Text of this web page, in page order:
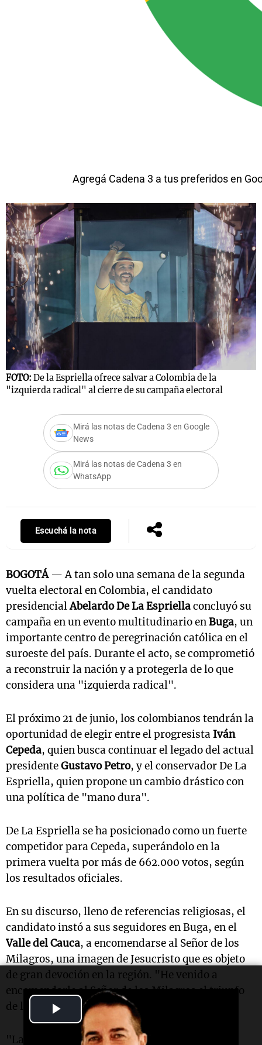
Play
Video
Agregá Cadena 3 a tus preferidos en
FOTO: De la Espriella ofrece salvar a Colombia de la
"izquierda radical" al cierre de su campaña electoral
Mirá las notas de Cadena 3 en Google
News
Mirá las notas de Cadena 3 en
WhatsApp
Escuchá la nota
BOGOTÁ— A tan solo una semana de la segunda
vuelta electoral en Colombia, el candidato
presidencialAbelardo De La Espriellaconcluyó su
campaña en un evento multitudinario enBuga, un
importante centro de peregrinación católica en el
suroeste del país. Durante el acto, se comprometió
a reconstruir la nación y a protegerla de lo que
considera una "izquierda radical".
El próximo 21 de junio, los colombianos tendrán la
oportunidad de elegir entre el progresista Iván
Cepeda, quien busca continuar el legado del actual
presidenteGustavo Petro, y el conservador De La
Espriella, quien propone un cambio drástico con
una política de "mano dura".
De La Espriella se ha posicionado como un fuerte
competidor para Cepeda, superándolo en la
primera vuelta por más de 662.000 votos, según
los resultados oficiales.
En su discurso, lleno de referencias religiosas, el
candidato instó a sus seguidores en Buga, en el
Valle del Cauca, a encomendarse al Señor de los
Milagros, una imagen de Jesucristo que es objeto
de gran devoción en la región. "He venido a
encomendarle al Señor de los Milagros el triunfo
de la patria milagro", expresó De La Espriella.
"La batalla política la tenemos ganada, ahora